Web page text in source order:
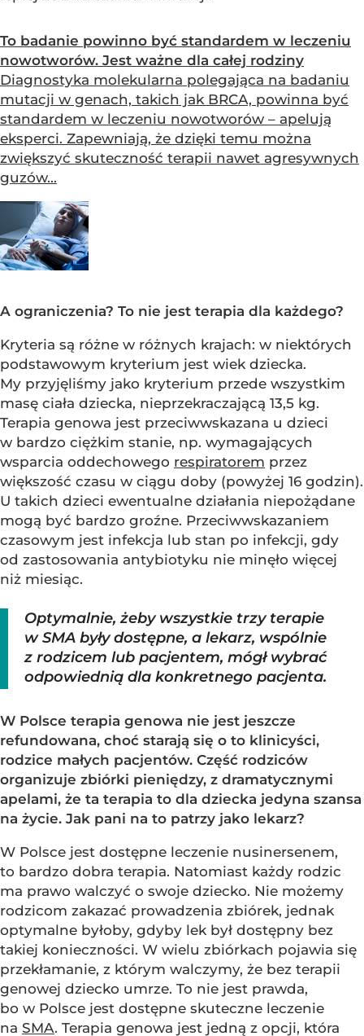
To badanie powinno być standardem w leczeniu
nowotworów. Jest ważne dla całej rodziny
Diagnostyka molekularna polegająca na badaniu
mutacji w genach, takich jak BRCA, powinna być
standardem w leczeniu nowotworów – apelują
eksperci. Zapewniają, że dzięki temu można
zwiększyć skuteczność terapii nawet agresywnych
guzów...
A ograniczenia? To nie jest terapia dla każdego?
Kryteria są różne w różnych krajach: w niektórych
podstawowym kryterium jest wiek dziecka.
My przyjęliśmy jako kryterium przede wszystkim
masę ciała dziecka, nieprzekraczającą 13,5 kg.
Terapia genowa jest przeciwwskazana u dzieci
w bardzo ciężkim stanie, np. wymagających
wsparcia oddechowego respiratorem przez
większość czasu w ciągu doby (powyżej 16 godzin).
U takich dzieci ewentualne działania niepożądane
mogą być bardzo groźne. Przeciwwskazaniem
czasowym jest infekcja lub stan po infekcji, gdy
od zastosowania antybiotyku nie minęło więcej
niż miesiąc.
Optymalnie, żeby wszystkie trzy terapie
w SMA były dostępne, a lekarz, wspólnie
z rodzicem lub pacjentem, mógł wybrać
odpowiednią dla konkretnego pacjenta.
W Polsce terapia genowa nie jest jeszcze
refundowana, choć starają się o to klinicyści,
rodzice małych pacjentów. Część rodziców
organizuje zbiórki pieniędzy, z dramatycznymi
apelami, że ta terapia to dla dziecka jedyna szansa
na życie. Jak pani na to patrzy jako lekarz?
W Polsce jest dostępne leczenie nusinersenem,
to bardzo dobra terapia. Natomiast każdy rodzic
ma prawo walczyć o swoje dziecko. Nie możemy
rodzicom zakazać prowadzenia zbiórek, jednak
optymalne byłoby, gdyby lek był dostępny bez
takiej konieczności. W wielu zbiórkach pojawia się
przekłamanie, z którym walczymy, że bez terapii
genowej dziecko umrze. To nie jest prawda,
bo w Polsce jest dostępne skuteczne leczenie
na SMA. Terapia genowa jest jedną z opcji, która